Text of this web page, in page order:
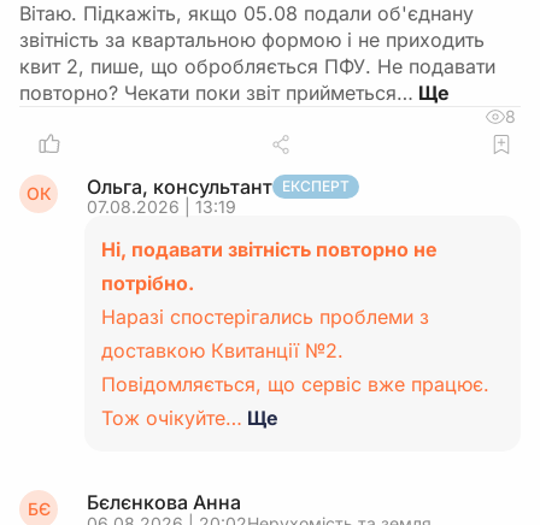
Вітаю. Підкажіть, якщо 05.08 подали об'єднану
звітність за квартальною формою і не приходить
квит 2, пише, що обробляється ПФУ. Не подавати
повторно? Чекати поки звіт прийметься…
8
ОК Ольга, консультант ЕКСПЕРТ
07.08.2026 | 13:19
Ні, подавати звітність повторно не
потрібно.
Наразі спостерігались проблеми з
доставкою Квитанції №2.
Повідомляється, що сервіс вже працює.
Тож очікуйте… Ще
БЄ Бєлєнкова Анна